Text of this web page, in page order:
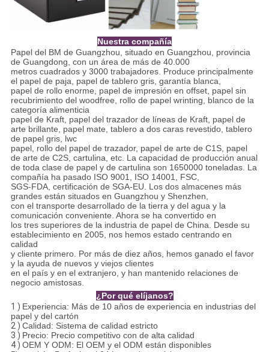
Nuestra compañía
Papel del BM de Guangzhou, situado en Guangzhou, provincia
de Guangdong, con un área de más de 40.000
metros cuadrados y 3000 trabajadores. Produce principalmente
el papel de paja, papel de tablero gris, garantía blanca,
papel de rollo enorme, papel de impresión en offset, papel sin
recubrimiento del woodfree, rollo de papel wrinting, blanco de la
categoría alimenticia
papel de Kraft, papel del trazador de líneas de Kraft, papel de
arte brillante, papel mate, tablero a dos caras revestido, tablero
de papel gris, lwc
papel, rollo del papel de trazador, papel de arte de C1S, papel
de arte de C2S, cartulina, etc. La capacidad de producción anual
de toda clase de papel y de cartulina son 1650000 toneladas. La
compañía ha pasado ISO 9001, ISO 14001, FSC,
SGS-FDA, certificación de SGA-EU. Los dos almacenes más
grandes están situados en Guangzhou y Shenzhen,
con el transporte desarrollado de la tierra y del agua y la
comunicación conveniente. Ahora se ha convertido en
los tres superiores de la industria de papel de China. Desde su
establecimiento en 2005, nos hemos estado centrando en
calidad
y cliente primero. Por más de diez años, hemos ganado el favor
y la ayuda de nuevos y viejos clientes
en el país y en el extranjero, y han mantenido relaciones de
negocio amistosas.
¿Por qué elíjanos?
1 ) Experiencia: Más de 10 años de experiencia en industrias del
papel y del cartón
2 ) Calidad: Sistema de calidad estricto
3 ) Precio: Precio competitivo con de alta calidad
4 ) OEM Y ODM: El OEM y el ODM están disponibles